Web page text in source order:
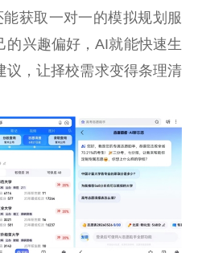
能获取一对一的模拟规划服
的兴趣偏好，AI就能快速生
议，让择校需求变得条理清